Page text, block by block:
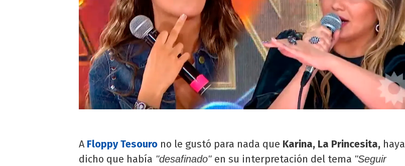
A Floppy Tesouro no le gustó para nada que Karina, La Princesita, haya
dicho que había "desafinado" en su interpretación del tema "Seguir